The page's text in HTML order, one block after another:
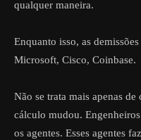
qualquer maneira.
Enquanto isso, as
Microsoft, Cisco, Coinbase.
Não se trata mais apenas
cálculo mudou.
os agentes. Esses agentes